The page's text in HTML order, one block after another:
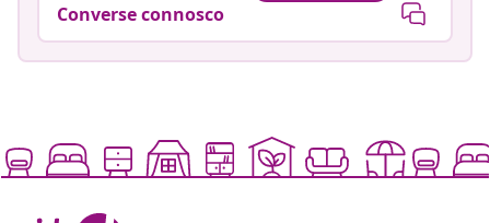
Converse connosco